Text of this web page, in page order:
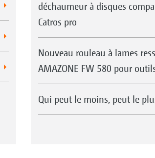
déchaumeur à disques
Catros pro
Nouveau rouleau à lames
AMAZONE FW 580 pour
Qui peut le moins, peut le